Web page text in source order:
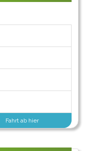
Fahrt ab hier